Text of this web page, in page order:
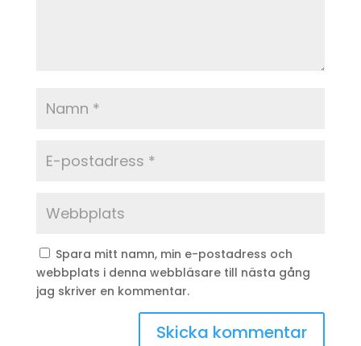
Spara mitt namn, min e-postadress och
webbplats i denna webbläsare till nästa gång
jag skriver en kommentar.